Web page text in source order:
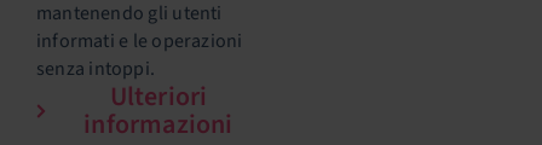
mantenendo gli utenti
informati e le operazioni
senza intoppi.
Ulteriori
informazioni